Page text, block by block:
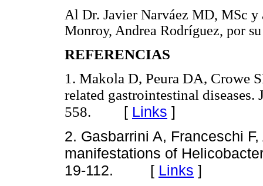
Al Dr. Javier Narváez MD, MSc
Monroy, Andrea Rodríguez, por
REFERENCIAS
1. Makola D, Peura DA, Crowe
related gastrointestinal
558. [ Links ]
2. Gasbarrini A, Franceschi
manifestations of
19-112. [ Links ]